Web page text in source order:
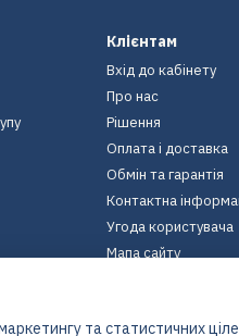
Клієнтам
Вхід до кабінету
Про нас
Рішення
Оплата і доставка
Обмін та гарантія
Контактна
Угода користувача
Мапа сайту
та статистичних